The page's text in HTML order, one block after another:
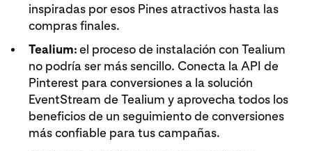
inspiradas por esos Pines atractivos hasta las
compras finales.
Tealium:el proceso de instalación con Tealium
no podría ser más sencillo. Conecta la API de
Pinterest para conversiones a la solución
EventStream de Tealium y aprovecha todos los
beneficios de un seguimiento de conversiones
más confiable para tus campañas.